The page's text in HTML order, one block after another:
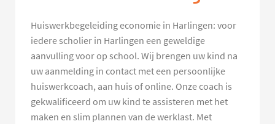
Huiswerkbegeleiding economie in Harlingen: voor
iedere scholier in Harlingen een geweldige
aanvulling voor op school. Wij brengen uw kind na
uw aanmelding in contact met een persoonlijke
huiswerkcoach, aan huis of online. Onze coach is
gekwalificeerd om uw kind te assisteren met het
maken en slim plannen van de werklast. Met